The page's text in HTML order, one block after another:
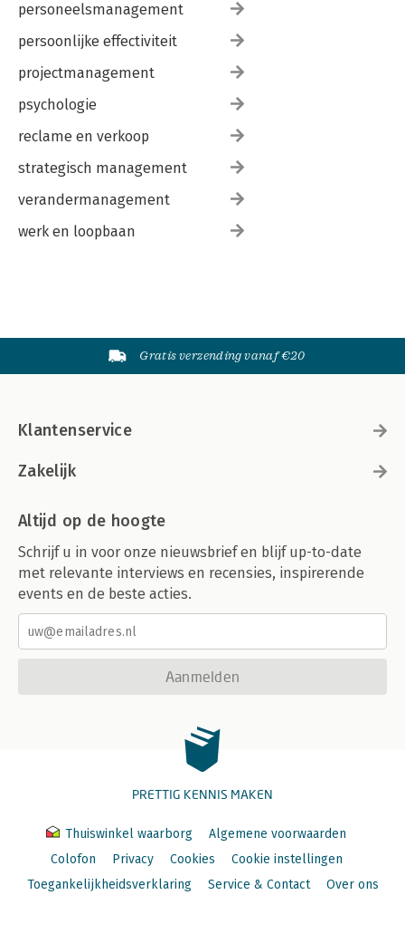
personeelsmanagement
persoonlijke effectiviteit
projectmanagement
psychologie
reclame en verkoop
strategisch management
verandermanagement
werk en loopbaan
Gratis verzending vanaf €20
Klantenservice
Zakelijk
Altijd op de hoogte
Schrijf u in voor onze nieuwsbrief en blijf up-to-date
met relevante interviews en recensies, inspirerende
events en de beste acties.
Aanmelden
PRETTIG KENNIS MAKEN
Thuiswinkel waarborg
Algemene voorwaarden
Colofon
Privacy Cookies
Cookie instellingen
Toegankelijkheidsverklaring
Service & Contact Over ons